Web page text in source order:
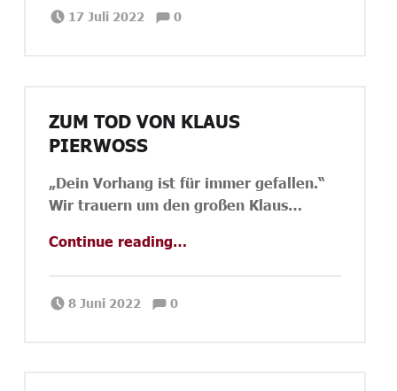
17 Juli 2022 Janina Priano Comments:
0
ZUM TOD VON KLAUS
PIERWOSS
„Dein Vorhang ist für immer gefallen.“
Wir trauern um den großen Klaus…
Continue reading…
8 Juni 2022 Janina Priano Comments:
0